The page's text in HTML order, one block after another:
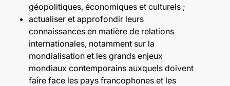
géopolitiques, économiques et culturels ;
actualiser et approfondir leurs
connaissances en matière de relations
internationales, notamment sur la
mondialisation et les grands enjeux
mondiaux contemporains auxquels doivent
faire face les pays francophones et les